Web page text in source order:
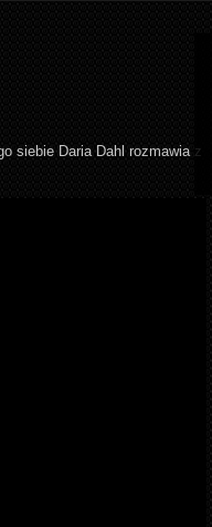
siebie Daria Dahl rozmawia z